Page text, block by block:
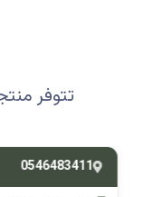
تتوفر
0546483411